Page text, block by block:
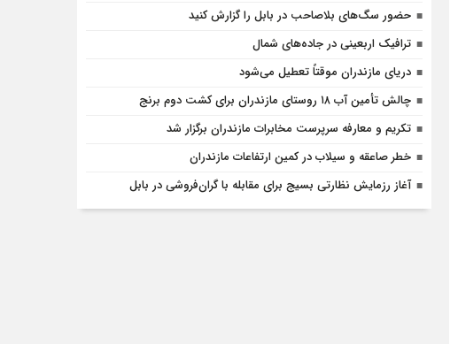
حضور سگ‌های بلاصاحب در بابل را ‌گزارش کنید
ترافیک اربعینی در جاده‌های شمال
دریای مازندران موقتاً تعطیل می‌شود
چالش تأمین آب ۱۸ روستای مازندران برای کشت دوم برنج
تکریم و معارفه سرپرست مخابرات مازندران برگزار شد
خطر صاعقه و سیلاب در کمین ارتفاعات مازندران
آغاز رزمایش نظارتی بسیج برای مقابله با گران‌فروشی در بابل